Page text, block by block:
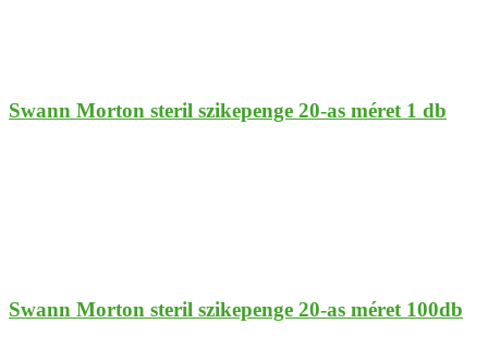
Swann Morton steril szikepenge 20-as méret 1 db
Swann Morton steril szikepenge 20-as méret 100db